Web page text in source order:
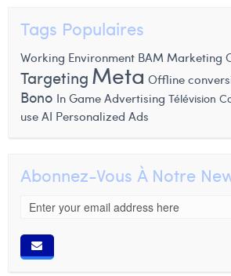
Tags Populaires
Working Environment BAM Marketing
Targeting Meta Offline
Bono In Game Advertising Télévision
use AI Personalized Ads
Abonnez-Vous À Notre